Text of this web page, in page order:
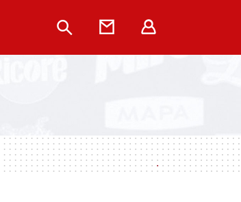
Rechercher
Contact